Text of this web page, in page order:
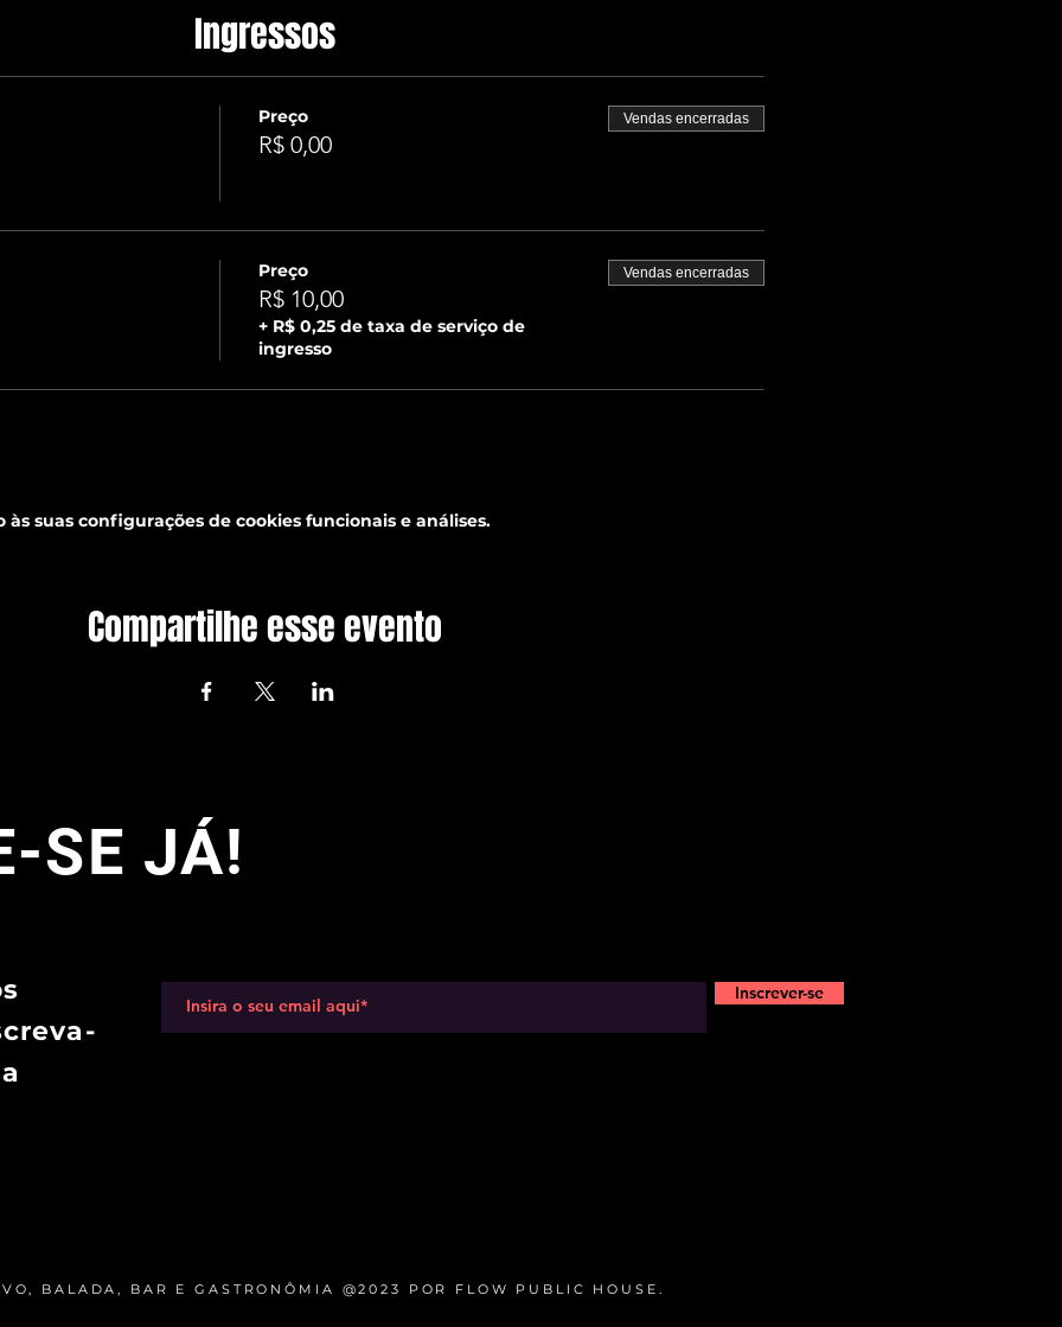
Ingressos
Preço
R$ 0,00
Vendas encerradas
Preço
R$ 10,00
+ R$ 0,25 de taxa de serviço de
ingresso
Vendas encerradas
suas configurações de cookies funcionais e análises.
Compartilhe esse evento
SE JÁ!
Inscrever-se
BALADA, BAR E GASTRONÔMIA @2023 POR FLOW PUBLIC HOUSE.